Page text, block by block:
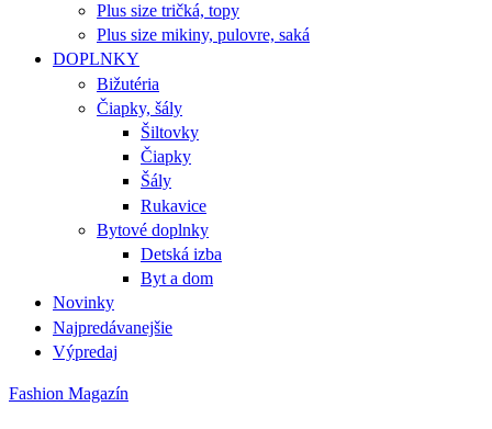
Plus size tričká, topy
Plus size mikiny, pulovre, saká
DOPLNKY
Bižutéria
Čiapky, šály
Šiltovky
Čiapky
Šály
Rukavice
Bytové doplnky
Detská izba
Byt a dom
Novinky
Najpredávanejšie
Výpredaj
Fashion Magazín